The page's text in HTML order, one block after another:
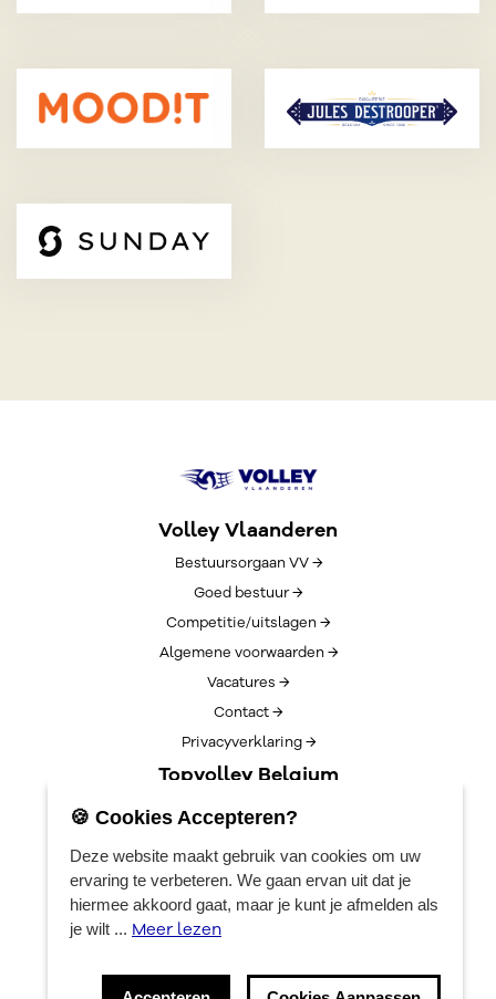
Volley Vlaanderen
Bestuursorgaan VV →
Goed bestuur →
Competitie/uitslagen →
Algemene voorwaarden →
Vacatures →
Contact →
Privacyverklaring →
Topvolley Belgium
Over TopVolleyBelgium →
Lotto Cup Finals →
EuroVolleyCenter
Boekingen →
🍪 Cookies Accepteren?
Deze website maakt gebruik van cookies om uw
ervaring te verbeteren. We gaan ervan uit dat je
hiermee akkoord gaat, maar je kunt je afmelden als
je wilt ... Meer lezen